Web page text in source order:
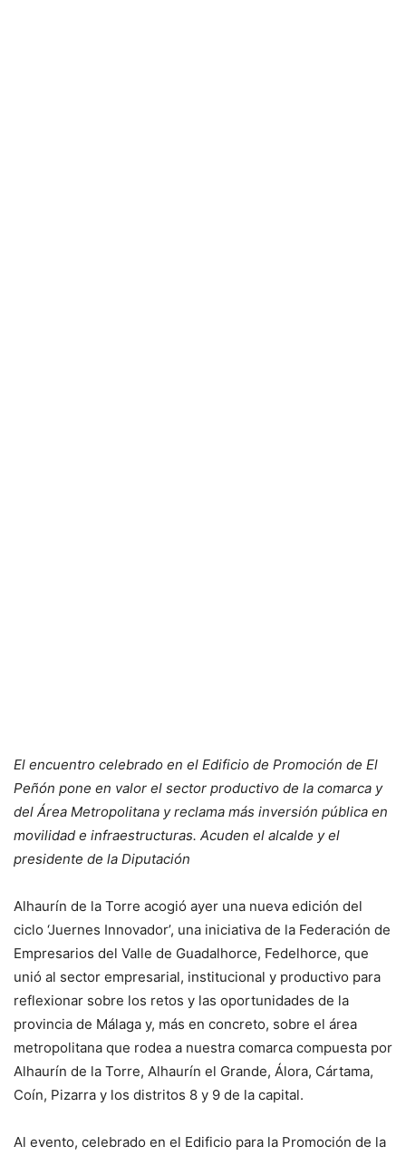
El encuentro celebrado en el Edificio de Promoción de El
Peñón pone en valor el sector productivo de la comarca y
del Área Metropolitana y reclama más inversión pública en
movilidad e infraestructuras. Acuden el alcalde y el
presidente de la Diputación
Alhaurín de la Torre acogió ayer una nueva edición del
ciclo ‘Juernes Innovador’, una iniciativa de la Federación de
Empresarios del Valle de Guadalhorce, Fedelhorce, que
unió al sector empresarial, institucional y productivo para
reflexionar sobre los retos y las oportunidades de la
provincia de Málaga y, más en concreto, sobre el área
metropolitana que rodea a nuestra comarca compuesta por
Alhaurín de la Torre, Alhaurín el Grande, Álora, Cártama,
Coín, Pizarra y los distritos 8 y 9 de la capital.
Al evento, celebrado en el Edificio para la Promoción de la